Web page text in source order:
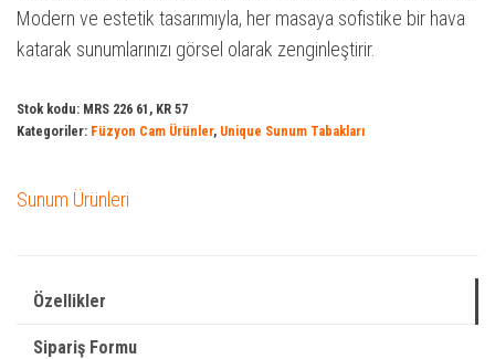
Modern ve estetik tasarımıyla, her masaya sofistike bir hava
katarak sunumlarınızı görsel olarak zenginleştirir.
Stok kodu: MRS 226 61, KR 57
Kategoriler: Füzyon Cam Ürünler, Unique Sunum Tabakları
Sunum Ürünleri
Özellikler
Sipariş Formu